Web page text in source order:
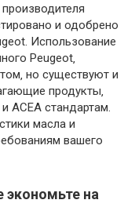
и одобрено
Использование
Peugeot‚
но существуют и
продукты‚
ACEA стандартам.
масла и
вашего
на